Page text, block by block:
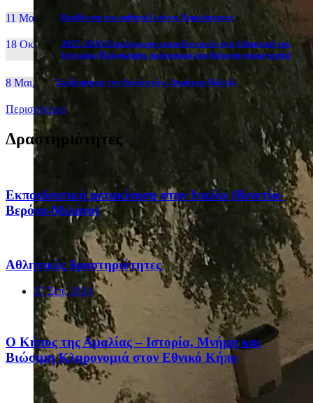
11 Μαι, 26 Βράβευση του μαθητή Ιωάννη Χαραλάμπους
18 Οκτ, 25
2025-2026:Επιμόρφωση εκπαιδευτικών στη διδακτική της
Ιστορίας (Πρόσκληση, πρόγραμμα και δήλωση συμμετοχής)
8 Μαι, 26 Συζήτηση με τον βουλευτή κ. Δημήτρη Μάντζο
Περισσότερα
Δραστηριότητες
Eκπαιδευτική μετακίνηση στην Ιταλία (Βενετία-
Βερόνα-Μιλάνο)
Αθλητικές δραστηριότητες
27 Σεπ, 2024
Ο Κήπος της Αμαλίας – Ιστορία, Μνήμη και
Βιώσιμη Κληρονομιά στον Εθνικό Κήπο